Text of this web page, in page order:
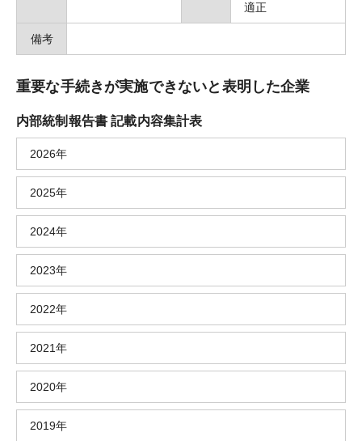
内部統制報告書 記載内容集計表
2026年
2025年
2024年
2023年
2022年
2021年
2020年
2019年
適正
備考
重要な手続きが実施できないと表明した企業